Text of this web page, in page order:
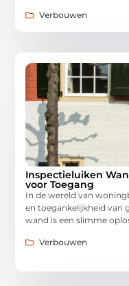
Verbouwen
Inspectieluiken
voor Toegang
In de wereld van
en toegankelijkheid van
wand is een slimme
Verbouwen